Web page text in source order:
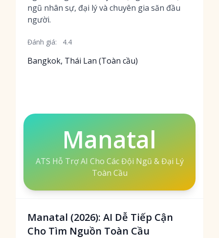
ngũ nhân sự, đại lý và chuyên gia săn đầu
người.
Đánh giá: 4.4
Bangkok, Thái Lan (Toàn cầu)
Manatal
ATS Hỗ Trợ AI Cho Các Đội Ngũ & Đại Lý
Toàn Cầu
Manatal (2026): AI Dễ Tiếp Cận
Cho Tìm Nguồn Toàn Cầu